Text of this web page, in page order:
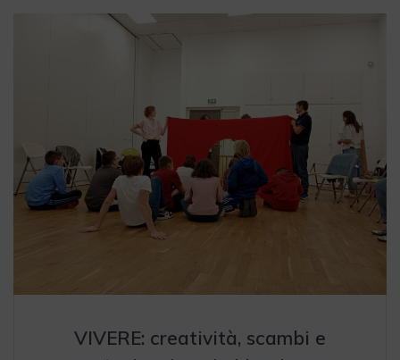
VIVERE: creatività, scambi e